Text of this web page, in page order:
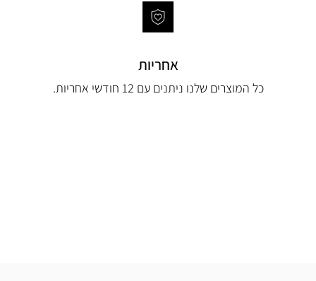
אחריות
כל המוצרים שלנו ניתנים עם 12 חודשי אחריות.